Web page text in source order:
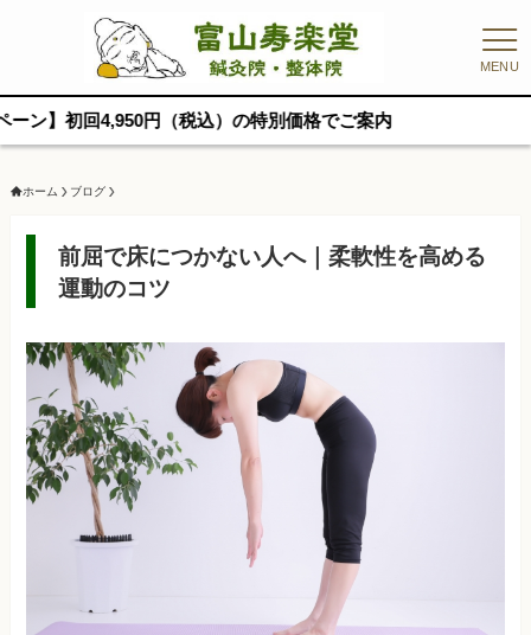
MENU
円（税込）の特別価格でご案内
ホーム ブログ
前屈で床につかない人へ｜柔軟性を高める
運動のコツ